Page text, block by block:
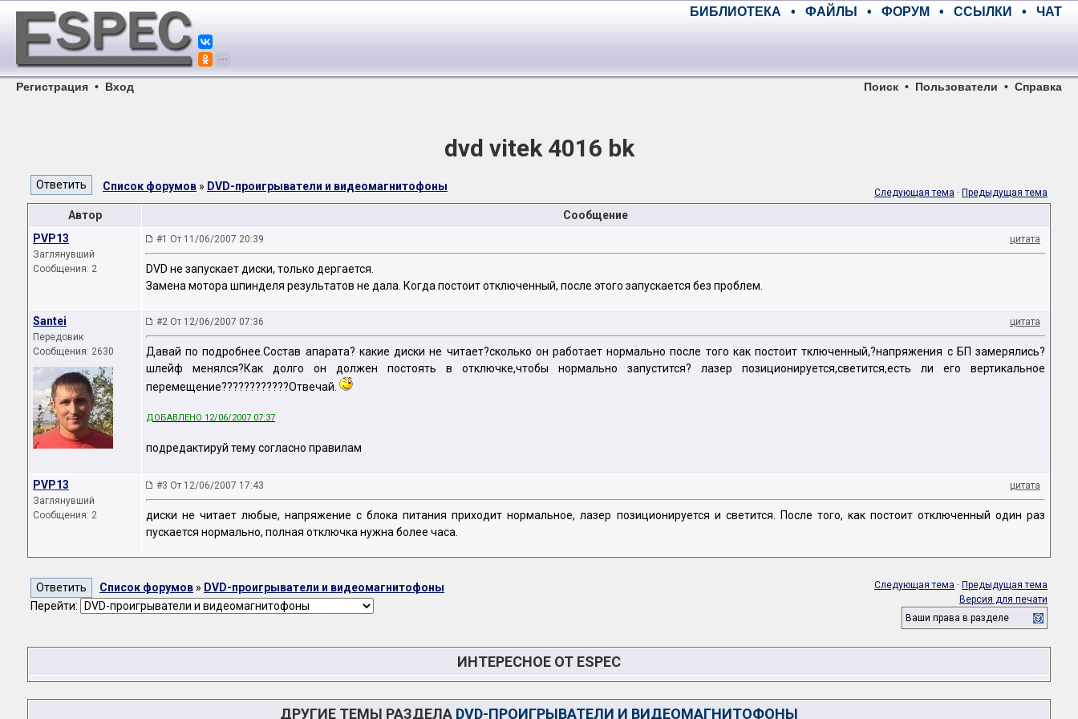
БИБЛИОТЕКА • ФАЙЛЫ • ФОРУМ • ССЫЛКИ • ЧАТ
Регистрация • Вход Поиск • Пользователи • Справка
dvd vitek 4016 bk
Список форумов » DVD-проигрыватели и видеомагнитофоны Следующая тема · Предыдущая тема
Автор
Сообщение
PVP13
Заглянувший
Сообщения: 2
#1 От 11/06/2007 20:39 цитата
DVD не запускает диски, только дергается.
Замена мотора шпинделя результатов не дала. Когда постоит отключенный, после этого запускается без проблем.
Santei
Передовик
Сообщения: 2630
#2 От 12/06/2007 07:36 цитата
Давай по подробнее.Состав апарата? какие диски не читает?сколько он работает нормально после того как постоит тключенный,?напряжения с БП замерялись?
шлейф менялся?Как долго он должен постоять в отключке,чтобы нормально запустится? лазер позиционируется,светится,есть ли его вертикальное
перемещение????????????Отвечай.
ДОБАВЛЕНО 12/06/2007 07:37
подредактируй тему согласно правилам
PVP13
Заглянувший
Сообщения: 2
#3 От 12/06/2007 17:43 цитата
диски не читает любые, напряжение с блока питания приходит нормальное, лазер позиционируется и светится. После того, как постоит отключенный один раз
пускается нормально, полная отключка нужна более часа.
Список форумов » DVD-проигрыватели и видеомагнитофоны
Перейти:
Следующая тема · Предыдущая тема
Версия для печати
Ваши права в разделе
ИНТЕРЕСНОЕ ОТ ESPEC
ДРУГИЕ ТЕМЫ РАЗДЕЛА DVD-ПРОИГРЫВАТЕЛИ И ВИДЕОМАГНИТОФОНЫ